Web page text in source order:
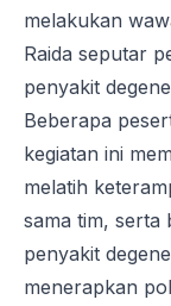
melakukan
Raida seputar
penyakit
Beberapa
kegiatan ini
melatih
sama tim, serta
penyakit
menerapkan